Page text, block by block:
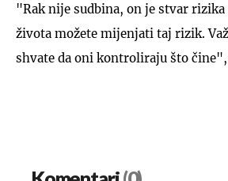
"Rak nije sudbina, on je stvar
života možete mijenjati taj rizik.
shvate da oni kontroliraju što čine",